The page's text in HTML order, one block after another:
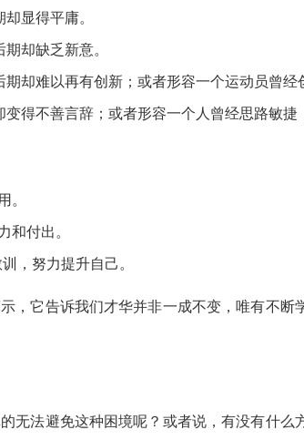
显得平庸。
却缺乏新意。
却难以再有创新；或者形容一个运动员曾经
得不善言辞；或者形容一个人曾经思路敏捷
。
和付出。
，努力提升自己。
，它告诉我们才华并非一成不变，唯有不
无法避免这种困境呢？或者说，有没有什